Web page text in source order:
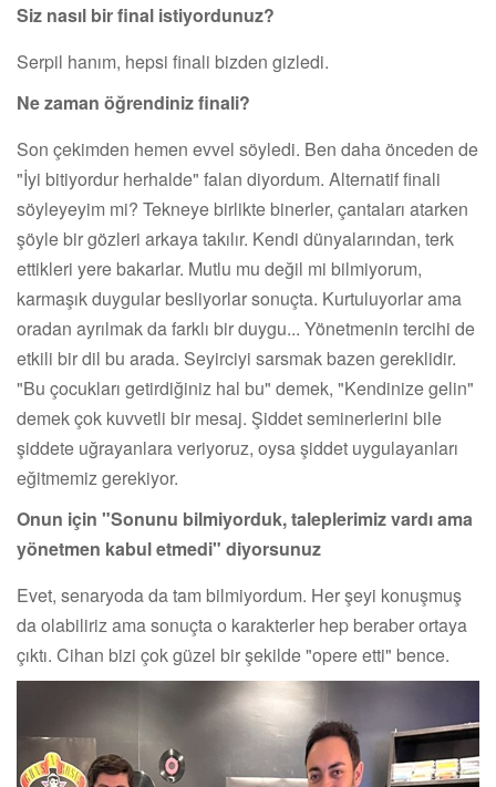
Siz nasıl bir final istiyordunuz?
Serpil hanım, hepsi finali bizden gizledi.
Ne zaman öğrendiniz finali?
Son çekimden hemen evvel söyledi. Ben daha önceden de
"İyi bitiyordur herhalde" falan diyordum. Alternatif finali
söyleyeyim mi? Tekneye birlikte binerler, çantaları atarken
şöyle bir gözleri arkaya takılır. Kendi dünyalarından, terk
ettikleri yere bakarlar. Mutlu mu değil mi bilmiyorum,
karmaşık duygular besliyorlar sonuçta. Kurtuluyorlar ama
oradan ayrılmak da farklı bir duygu... Yönetmenin tercihi de
etkili bir dil bu arada. Seyirciyi sarsmak bazen gereklidir.
"Bu çocukları getirdiğiniz hal bu" demek, "Kendinize gelin"
demek çok kuvvetli bir mesaj. Şiddet seminerlerini bile
şiddete uğrayanlara veriyoruz, oysa şiddet uygulayanları
eğitmemiz gerekiyor.
Onun için "Sonunu bilmiyorduk, taleplerimiz vardı ama
yönetmen kabul etmedi" diyorsunuz
Evet, senaryoda da tam bilmiyordum. Her şeyi konuşmuş
da olabiliriz ama sonuçta o karakterler hep beraber ortaya
çıktı. Cihan bizi çok güzel bir şekilde "opere etti" bence.